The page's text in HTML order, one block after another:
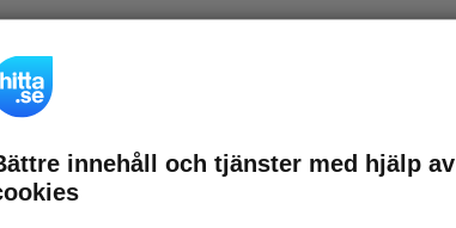
innehåll och tjänster med hjälp av